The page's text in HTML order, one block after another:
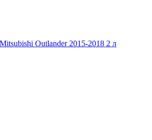
Outlander 2015-2018 2 л